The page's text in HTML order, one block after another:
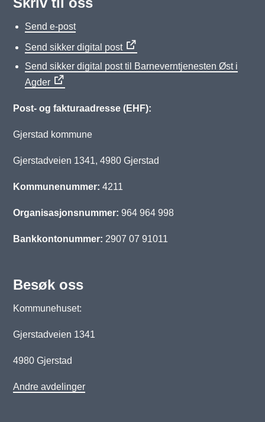
Send e-post
Send sikker digital post
Send sikker digital post til Barneverntjenesten Øst i
Agder
Post- og fakturaadresse (EHF):
Gjerstad kommune
Gjerstadveien 1341, 4980 Gjerstad
Kommunenummer: 4211
Organisasjonsnummer: 964 964 998
Bankkontonummer: 2907 07 91011
Besøk oss
Kommunehuset:
Gjerstadveien 1341
4980 Gjerstad
Andre avdelinger